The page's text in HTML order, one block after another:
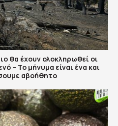
θα έχουν ολοκληρωθεί οι
– Το μήνυμα είναι ένα και
αβοήθητο